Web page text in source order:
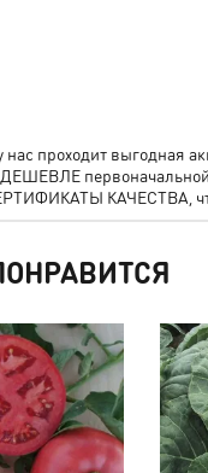
нас проходит
КАЧЕСТВА,